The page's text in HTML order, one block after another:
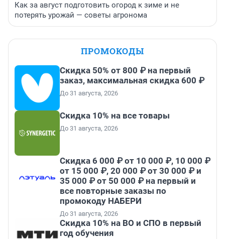
Как за август подготовить огород к зиме и не
потерять урожай — советы агронома
ПРОМОКОДЫ
Скидка 50% от 800 ₽ на первый
заказ, максимальная скидка 600 ₽
До 31 августа, 2026
Скидка 10% на все товары
До 31 августа, 2026
Скидка 6 000 ₽ от 10 000 ₽, 10 000 ₽
от 15 000 ₽, 20 000 ₽ от 30 000 ₽ и
35 000 ₽ от 50 000 ₽ на первый и
все повторные заказы по
промокоду НАБЕРИ
До 31 августа, 2026
Скидка 10% на ВО и СПО в первый
год обучения